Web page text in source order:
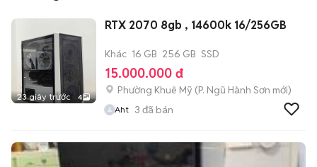
23 giây trước 4
RTX 2070 8gb , 14600k 16/256GB
Khác 16 GB 256 GB SSD
15.000.000 đ
Phường Khuê Mỹ (P. Ngũ Hành Sơn mới)
Aht 3 đã bán